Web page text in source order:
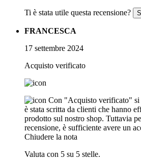
Ti è stata utile questa recensione?
FRANCESCA
17 settembre 2024
Acquisto verificato
Con "Acquisto verificato" si
è stata scritta da clienti che hanno
prodotto sul nostro shop. Tuttavia
recensione, è sufficiente avere un
Chiudere la nota
Valuta con 5 su 5 stelle.